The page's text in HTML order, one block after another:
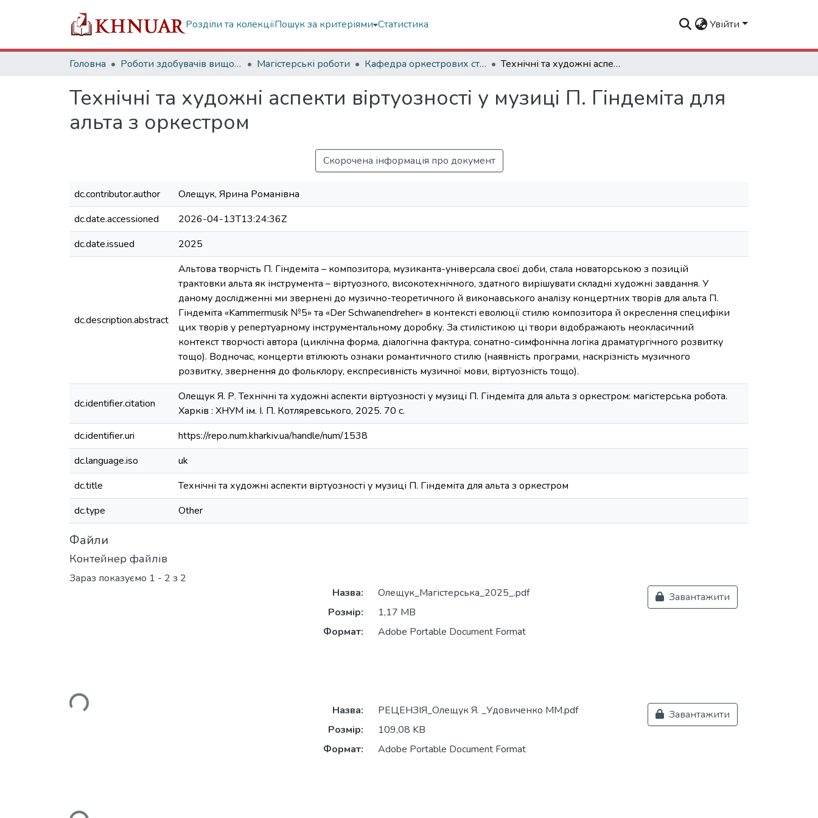
Розділи та колекціїПошук за критеріями Статистика Увійти
Головна Роботи здобувачів вищої освіти Магістерські роботи Кафедра оркестрових струнних інструментів Технічні та художні аспекти віртуозності у музиці П. Гіндеміта для альта з оркестром
Технічні та художні аспекти віртуозності у музиці П. Гіндеміта для
альта з оркестром
Скорочена інформація про документ
dc.contributor.author
Олещук, Ярина Романівна
dc.date.accessioned
2026-04-13T13:24:36Z
dc.date.issued
2025
dc.description.abstract
Альтова творчість П. Гіндеміта – композитора, музиканта-універсала своєї доби, стала новаторською з позицій
трактовки альта як інструмента – віртуозного, високотехнічного, здатного вирішувати складні художні завдання. У
даному дослідженні ми звернені до музично-теоретичного й виконавського аналізу концертних творів для альта П.
Гіндеміта «Kammermusik №5» та «Der Schwanendreher» в контексті еволюції стилю композитора й окреслення специфіки
цих творів у репертуарному інструментальному доробку. За стилістикою ці твори відображають неокласичний
контекст творчості автора (циклічна форма, діалогічна фактура, сонатно-симфонічна логіка драматургічного розвитку
тощо). Водночас, концерти втілюють ознаки романтичного стилю (наявність програми, наскрізність музичного
розвитку, звернення до фольклору, експресивність музичної мови, віртуозність тощо).
dc.identifier.citation
Олещук Я. Р. Технічні та художні аспекти віртуозності у музиці П. Гіндеміта для альта з оркестром: магістерська робота.
Харків : ХНУМ ім. І. П. Котляревського, 2025. 70 с.
dc.identifier.uri
https://repo.num.kharkiv.ua/handle/num/1538
dc.language.iso
uk
dc.title
Технічні та художні аспекти віртуозності у музиці П. Гіндеміта для альта з оркестром
dc.type
Other
Файли
Контейнер файлів
Зараз показуємо 1 - 2 з 2
Вантажиться...
Назва:
Олещук_Магістерська_2025_.pdf
Розмір:
1,17 MB
Формат:
Adobe Portable Document Format
Завантажити
Вантажиться...
Назва:
РЕЦЕНЗІЯ_Олещук Я. _Удовиченко ММ.pdf
Розмір:
109,08 KB
Формат:
Adobe Portable Document Format
Завантажити